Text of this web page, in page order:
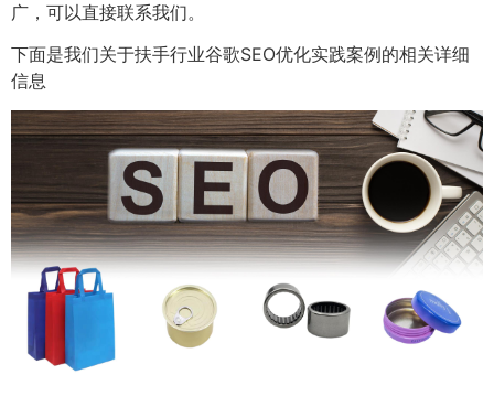
广，可以直接联系我们。
下面是我们关于扶手行业谷歌SEO优化实践案例的相关详细
信息